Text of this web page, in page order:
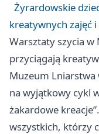
Żyrardowskie
kreatywnych zajęć
Warsztaty szycia
przyciągają
Muzeum
na wyjątkowy cykl
żakardowe
wszystkich, którzy